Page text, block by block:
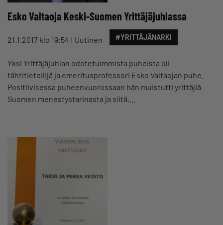
Esko Valtaoja Keski-Suomen Yrittäjäjuhlassa
21.1.2017 klo 19:54 Uutinen #YRITTÄJÄNARKI
Yksi Yrittäjäjuhlan odotetuimmista puheista oli
tähtitieteilijä ja emeritusprofessori Esko Valtaojan puhe.
Positiivisessa puheenvuorossaan hän muistutti yrittäjiä
Suomen menestystarinasta ja siitä,…